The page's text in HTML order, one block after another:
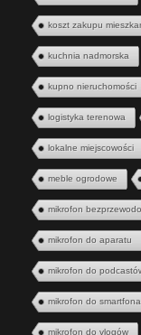
koszt zakupu
kuchnia nadmorska
kupno nieruchomości
logistyka terenowa
lokalne miejscowości
meble ogrodowe
mikrofon
mikrofon do aparatu
mikrofon do
mikrofon do smartfona
mikrofon do vlogów